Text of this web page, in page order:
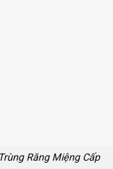
Răng Miệng Cấp